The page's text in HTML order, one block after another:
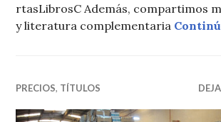
rtasLibrosC Además, compartimos
y literatura complementaria
PRECIOS, TÍTULOS